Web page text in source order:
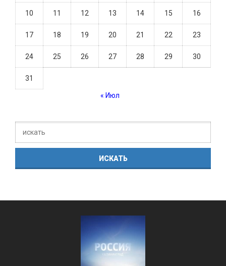
10 11 12 13 14 15 16
17 18 19 20 21 22 23
24 25 26 27 28 29 30
31
« Июл